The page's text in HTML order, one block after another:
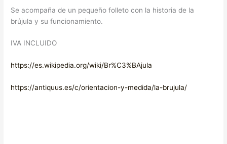
Se acompaña de un pequeño folleto con la historia de la
brújula y su funcionamiento.
IVA INCLUIDO
https://es.wikipedia.org/wiki/Br%C3%BAjula
https://antiquus.es/c/orientacion-y-medida/la-brujula/